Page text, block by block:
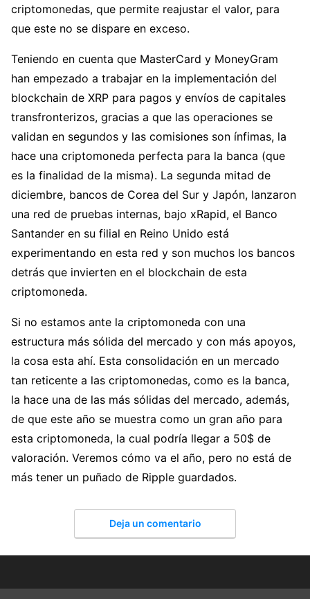
criptomonedas, que permite reajustar el valor, para
que este no se dispare en exceso.
Teniendo en cuenta que MasterCard y MoneyGram
han empezado a trabajar en la implementación del
blockchain de XRP para pagos y envíos de capitales
transfronterizos, gracias a que las operaciones se
validan en segundos y las comisiones son ínfimas, la
hace una criptomoneda perfecta para la banca (que
es la finalidad de la misma). La segunda mitad de
diciembre, bancos de Corea del Sur y Japón, lanzaron
una red de pruebas internas, bajo xRapid, el Banco
Santander en su filial en Reino Unido está
experimentando en esta red y son muchos los bancos
detrás que invierten en el blockchain de esta
criptomoneda.
Si no estamos ante la criptomoneda con una
estructura más sólida del mercado y con más apoyos,
la cosa esta ahí. Esta consolidación en un mercado
tan reticente a las criptomonedas, como es la banca,
la hace una de las más sólidas del mercado, además,
de que este año se muestra como un gran año para
esta criptomoneda, la cual podría llegar a 50$ de
valoración. Veremos cómo va el año, pero no está de
más tener un puñado de Ripple guardados.
Deja un comentario